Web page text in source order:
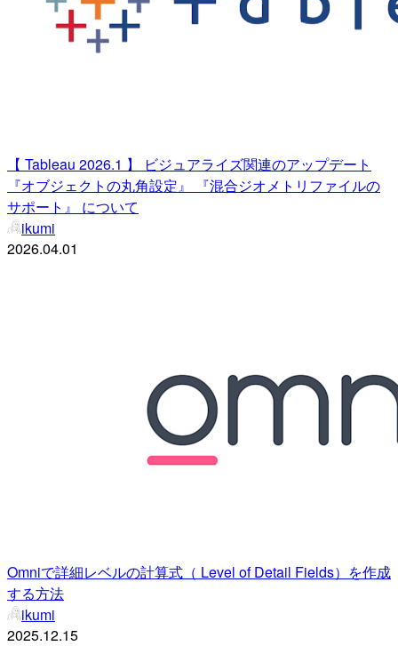
【 Tableau 2026.1 】 ビジュアライズ関連のアップデート
『オブジェクトの丸角設定』 『混合ジオメトリファイルの
サポート』 について
ikumi
2026.04.01
Omniで詳細レベルの計算式（ Level of Detail Fields）を作成
する方法
ikumi
2025.12.15